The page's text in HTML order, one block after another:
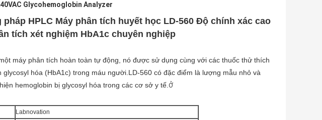
Glycohemoglobin Analyzer
HPLC Máy phân tích huyết học LD-560 Độ chính xác cao
tích xét nghiệm HbA1c chuyên nghiệp
máy phân tích hoàn toàn tự động, nó được sử dụng cùng với các thuốc thử thích
hóa (HbA1c) trong máu người.LD-560 có đặc điểm là lượng mẫu nhỏ và
hemoglobin bị glycosyl hóa trong các cơ sở y tế.Ở
Labnovation